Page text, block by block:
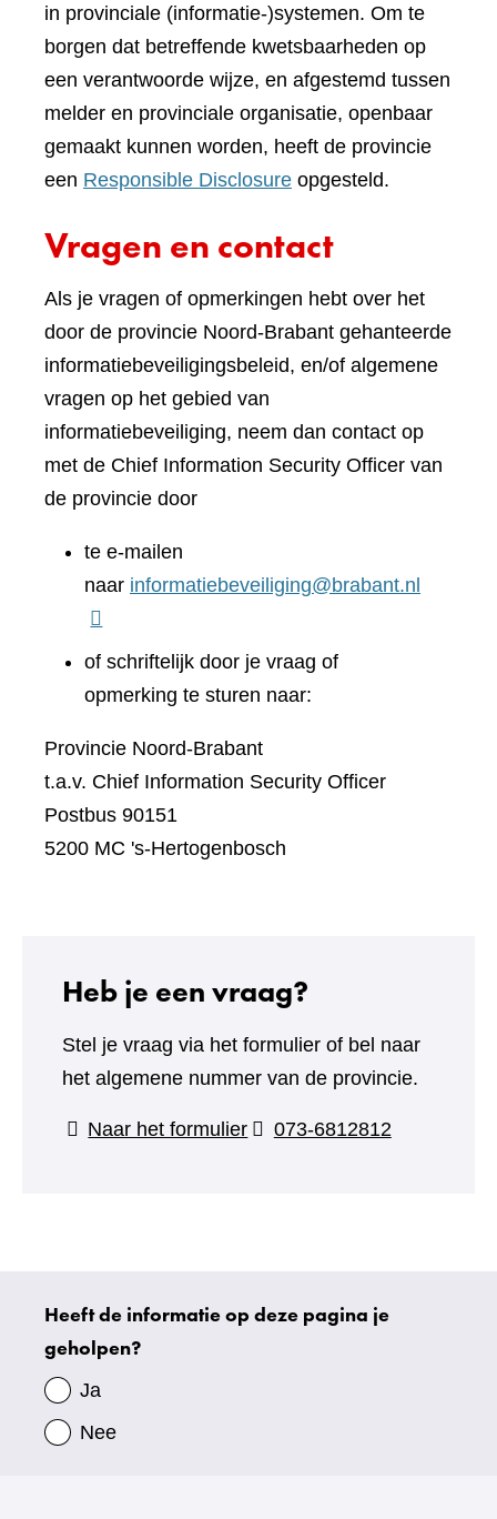
in provinciale (informatie-)systemen. Om te
borgen dat betreffende kwetsbaarheden op
een verantwoorde wijze, en afgestemd tussen
melder en provinciale organisatie, openbaar
gemaakt kunnen worden, heeft de provincie
een Responsible Disclosure opgesteld.
Vragen en contact
Als je vragen of opmerkingen hebt over het
door de provincie Noord-Brabant gehanteerde
informatiebeveiligingsbeleid, en/of algemene
vragen op het gebied van
informatiebeveiliging, neem dan contact op
met de Chief Information Security Officer van
de provincie door
te e-mailen
naar informatiebeveiliging@brabant.nl
of schriftelijk door je vraag of
opmerking te sturen naar:
Provincie Noord-Brabant
t.a.v. Chief Information Security Officer
Postbus 90151
5200 MC 's-Hertogenbosch
Heb je een vraag?
Stel je vraag via het formulier of bel naar
het algemene nummer van de provincie.
Naar het formulier(verwijst
073-6812812
Uw
gegevens
Heeft de informatie op deze pagina je
geholpen?
Ja
Nee